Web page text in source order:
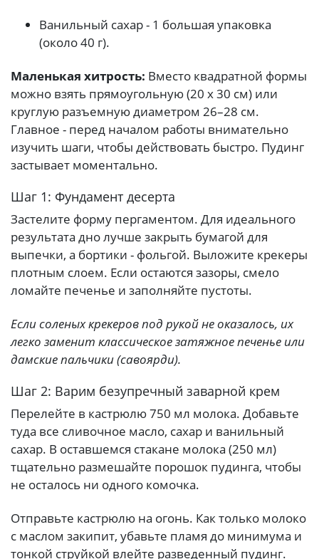
Ванильный сахар - 1 большая упаковка
(около 40 г).
Маленькая хитрость: Вместо квадратной формы
можно взять прямоугольную (20 x 30 см) или
круглую разъемную диаметром 26–28 см.
Главное - перед началом работы внимательно
изучить шаги, чтобы действовать быстро. Пудинг
застывает моментально.
Шаг 1: Фундамент десерта
Застелите форму пергаментом. Для идеального
результата дно лучше закрыть бумагой для
выпечки, а бортики - фольгой. Выложите крекеры
плотным слоем. Если остаются зазоры, смело
ломайте печенье и заполняйте пустоты.
Если соленых крекеров под рукой не оказалось, их
легко заменит классическое затяжное печенье или
дамские пальчики (савоярди).
Шаг 2: Варим безупречный заварной крем
Перелейте в кастрюлю 750 мл молока. Добавьте
туда все сливочное масло, сахар и ванильный
сахар. В оставшемся стакане молока (250 мл)
тщательно размешайте порошок пудинга, чтобы
не осталось ни одного комочка.
Отправьте кастрюлю на огонь. Как только молоко
с маслом закипит, убавьте пламя до минимума и
тонкой струйкой влейте разведенный пудинг.